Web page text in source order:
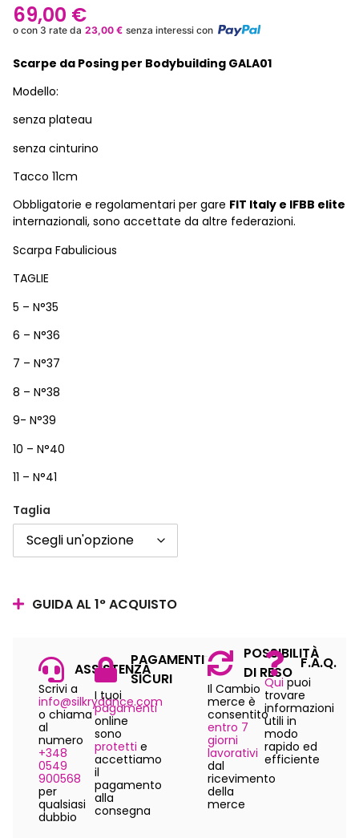
69,00 €
o con 3 rate da 23,00 € senza interessi con
Scarpe da Posing per Bodybuilding GALA01
Modello:
senza plateau
senza cinturino
Tacco 11cm
Obbligatorie e regolamentari per gare FIT Italy e IFBB elite
internazionali, sono accettate da altre federazioni.
Scarpa Fabulicious
TAGLIE
5 – N°35
6 – N°36
7 – N°37
8 – N°38
9- N°39
10 – N°40
11 – N°41
Taglia
GUIDA AL 1° ACQUISTO
ASSISTENZA
Scrivi a
info@silkrydance.com
o chiama
al
numero
+348
0549
900568
per
qualsiasi
dubbio
PAGAMENTI
SICURI
I tuoi
pagamenti
online
sono
protetti e
accettiamo
il
pagamento
alla
consegna
POSSIBILITÀ
DI RESO
Il Cambio
merce è
consentito
entro 7
giorni
lavorativi
dal
ricevimento
della
merce
F.A.Q.
Qui puoi
trovare
informazioni
utili in
modo
rapido ed
efficiente